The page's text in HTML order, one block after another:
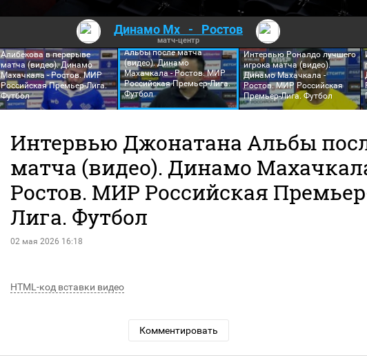
Динамо Мх - Ростов
матч-центр
Интервью Муталипа
Алибекова в перерыве
матча (видео). Динамо
Махачкала - Ростов. МИР
Российская Премьер-Лига.
Футбол
Интервью Джонатана
Альбы после матча
(видео). Динамо
Махачкала - Ростов. МИР
Российская Премьер-Лига.
Футбол
Интервью Роналдо лучшего
игрока матча (видео).
Динамо Махачкала -
Ростов. МИР Российская
Премьер-Лига. Футбол
Интервью Джонатана Альбы
матча (видео). Динамо
Ростов. МИР Российская
Лига. Футбол
02 мая 2026 16:18
HTML-код вставки видео
Комментировать